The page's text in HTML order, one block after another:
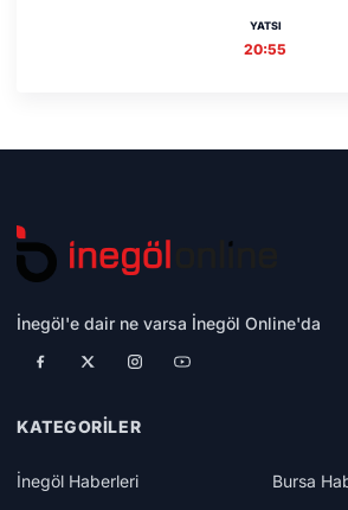
YATSI
20:55
İnegöl'e dair ne varsa İnegöl Online'da
KATEGORILER
İnegöl Haberleri
Bursa